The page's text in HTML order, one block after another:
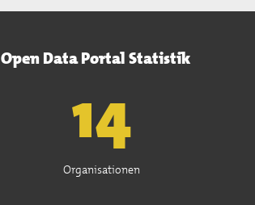
Open Data Portal Statistik
15
Organisationen